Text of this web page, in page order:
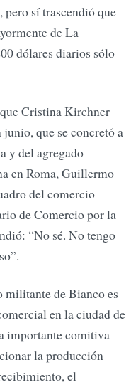
sí trascendió que
de La
dólares diarios sólo
Cristina Kirchner
que se concretó a
y del agregado
en Roma, Guillermo
del comercio
de Comercio por la
“No sé. No tengo
militante de Bianco es
en la ciudad de
importante comitiva
la producción
el